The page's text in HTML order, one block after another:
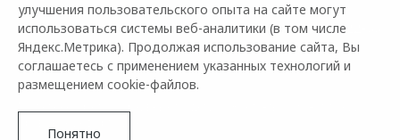
Горячая линия OMODA: +7 (383) 363-22-66
© 2026 Эксперт Авто Нск
улучшения пользовательского опыта на сайте могут
использоваться системы веб-аналитики (в том числе
Яндекс.Метрика). Продолжая использование сайта, Вы
соглашаетесь с применением указанных технологий и
размещением cookie-файлов.
Понятно